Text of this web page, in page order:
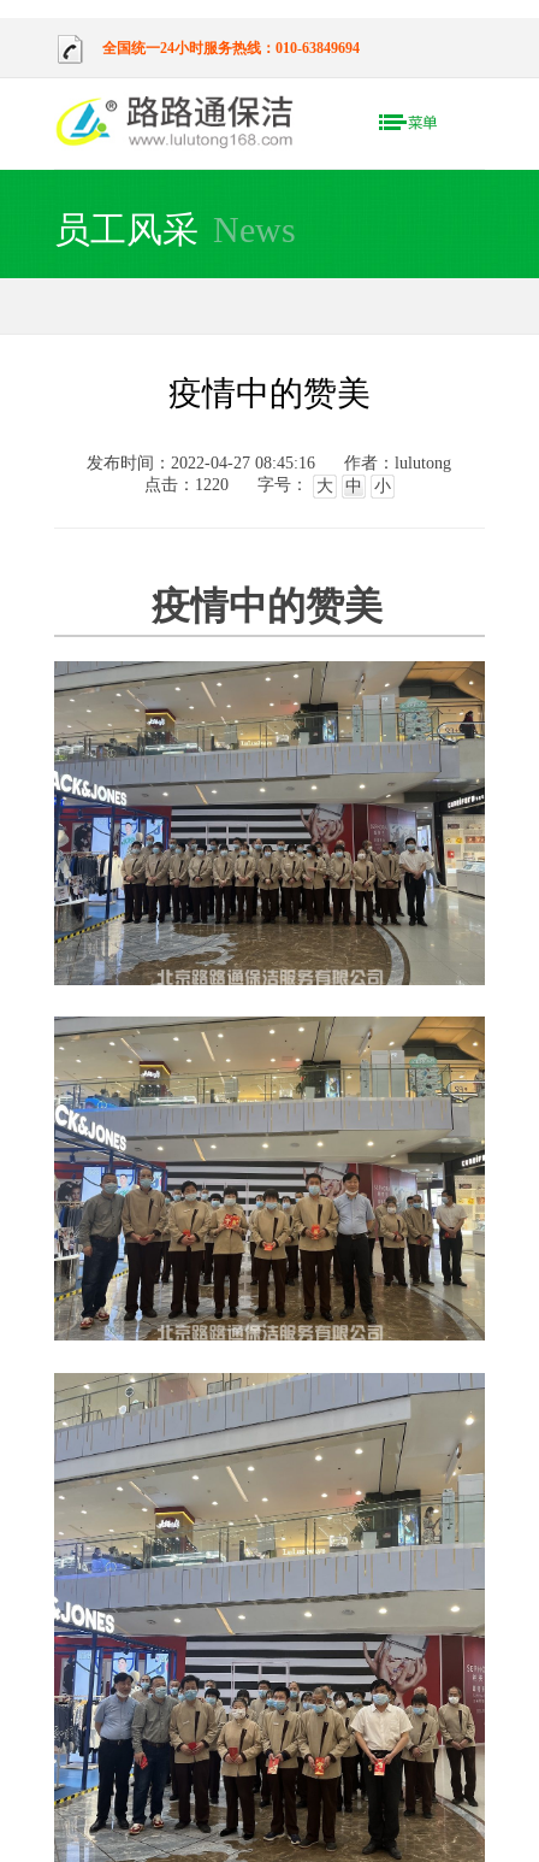
全国统一24小时服务热线：010-63849694
员工风采 News
疫情中的赞美
发布时间：2022-04-27 08:45:16
作者：lulutong
点击： 1220 字号： 大 中 小
疫情中的赞美